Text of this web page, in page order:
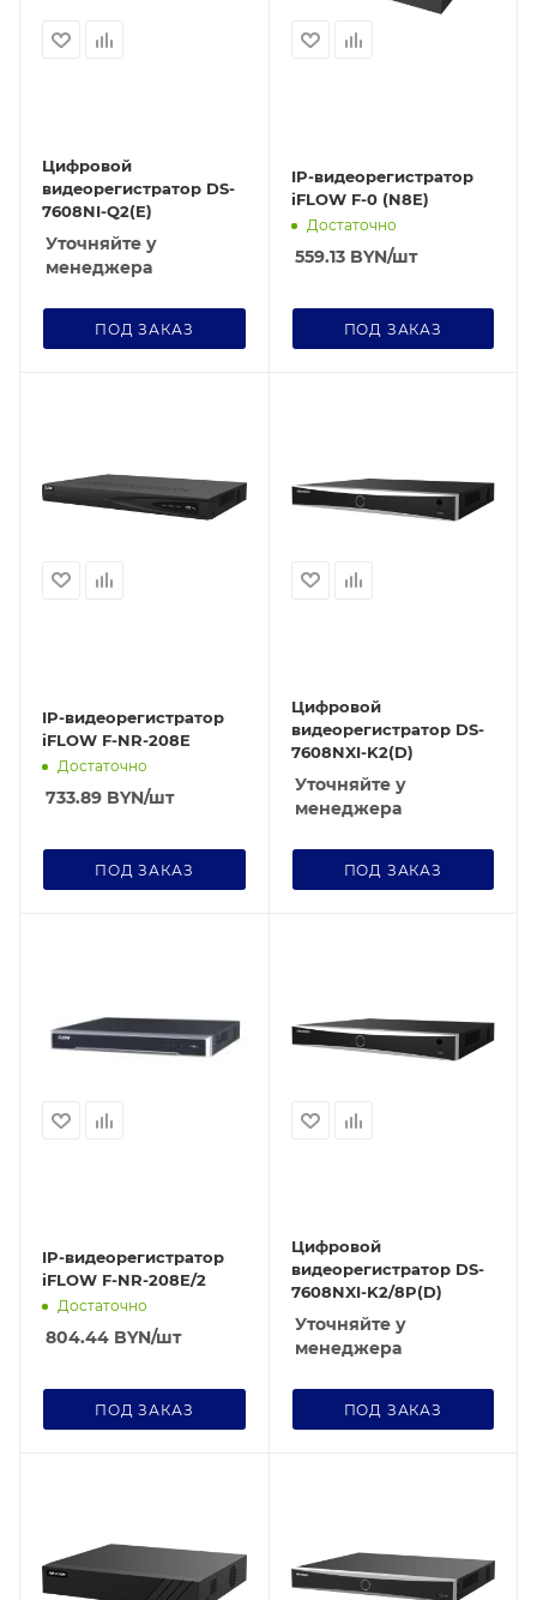
Цифровой
видеорегистратор DS-
7608NI-Q2(E)
Уточняйте у
менеджера
ПОД ЗАКАЗ
IP-видеорегистратор
iFLOW F-0 (N8E)
Достаточно
559.13BYN/шт
ПОД ЗАКАЗ
IP-видеорегистратор
iFLOW F-NR-208E
Достаточно
733.89 BYN/шт
ПОД ЗАКАЗ
Цифровой
видеорегистратор DS-
7608NXI-K2(D)
Уточняйте у
менеджера
ПОД ЗАКАЗ
IP-видеорегистратор
iFLOW F-NR-208E/2
Достаточно
804.44 BYN/шт
ПОД ЗАКАЗ
Цифровой
видеорегистратор DS-
7608NXI-K2/8P(D)
Уточняйте у
менеджера
ПОД ЗАКАЗ